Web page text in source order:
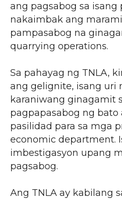
ang pagsabog sa isang
nakaimbak ang
pampasabog na
quarrying operations.
Sa pahayag ng TNLA,
ang gelignite, isang uri
karaniwang ginagamit
pagpapasabog ng bato
pasilidad para sa mga
economic department.
imbestigasyon upang
pagsabog.
Ang TNLA ay kabilang